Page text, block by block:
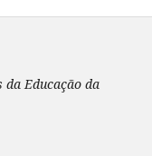
da Educação da